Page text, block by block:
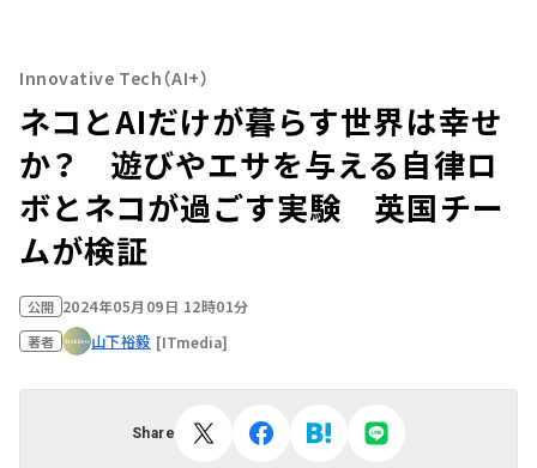
Innovative Tech（AI+）
ネコとAIだけが暮らす世界は幸せ
か？ 遊びやエサを与える自律ロ
ボとネコが過ごす実験 英国チー
ムが検証
公開 2024年05月09日 12時01分
著者 山下裕毅 [ITmedia]
Share